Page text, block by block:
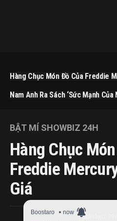
Hàng Chục Món Đồ Của Freddie
Nam Anh Ra Sách ‘Sức Mạnh Của
BẬT MÍ SHOWBIZ 24H
Hàng Chục
Freddie
Giá
Published